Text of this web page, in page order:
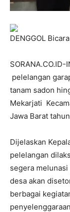
DENGGOL
SORANA.CO.ID-
pelelangan
tanam sadon
Mekarjati
Jawa Barat
Dijelaskan
pelelangan
segera melunasi
desa akan
berbagai